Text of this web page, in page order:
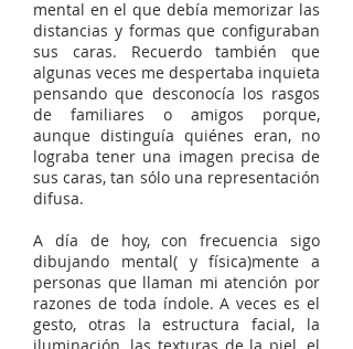
mental en el que debía memorizar las
distancias y formas que configuraban
sus caras. Recuerdo también que
algunas veces me despertaba inquieta
pensando que desconocía los rasgos
de familiares o amigos porque,
aunque distinguía quiénes eran, no
lograba tener una imagen precisa de
sus caras, tan sólo una representación
difusa.
A día de hoy, con frecuencia sigo
dibujando mental( y física)mente a
personas que llaman mi atención por
razones de toda índole. A veces es el
gesto, otras la estructura facial, la